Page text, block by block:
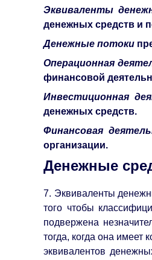
Эквиваленты
денежных средств и
Денежные потоки
Операционная
финансовой
Инвестиционная
денежных средств.
Финансовая
организации.
Денежные
7. Эквиваленты
того чтобы
подвержена
тогда, когда она
эквивалентов